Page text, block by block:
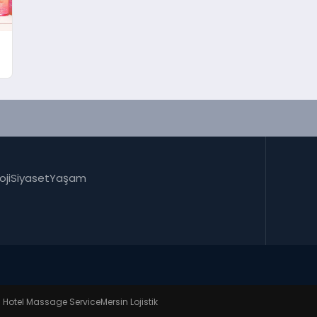
SiyasetYaşam
Massage ServiceMersin Lojistik